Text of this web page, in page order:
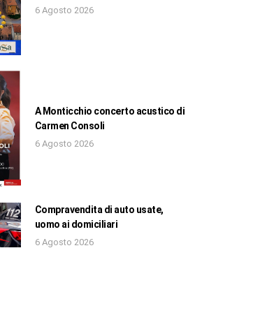
6 Agosto 2026
A Monticchio concerto acustico di
Carmen Consoli
6 Agosto 2026
Compravendita di auto usate,
uomo ai domiciliari
6 Agosto 2026